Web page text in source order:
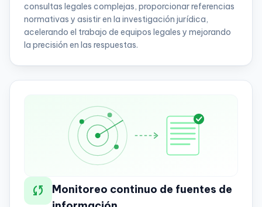
consultas legales complejas, proporcionar referencias
normativas y asistir en la investigación jurídica,
acelerando el trabajo de equipos legales y mejorando
la precisión en las respuestas.
sync
Monitoreo continuo de fuentes de